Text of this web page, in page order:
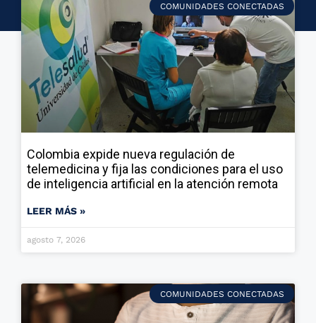
COMUNIDADES CONECTADAS
Colombia expide nueva regulación de
telemedicina y fija las condiciones para el uso
de inteligencia artificial en la atención remota
LEER MÁS »
agosto 7, 2026
COMUNIDADES CONECTADAS